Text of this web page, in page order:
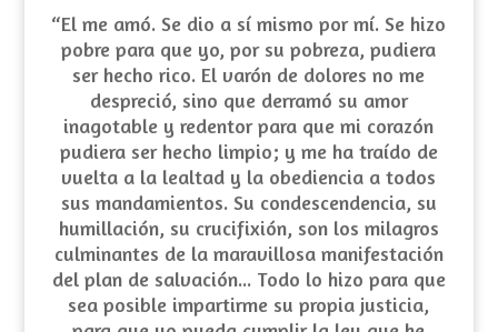
“El me amó. Se dio a sí mismo por mí. Se hizo
pobre para que yo, por su pobreza, pudiera
ser hecho rico. El varón de dolores no me
despreció, sino que derramó su amor
inagotable y redentor para que mi corazón
pudiera ser hecho limpio; y me ha traído de
vuelta a la lealtad y la obediencia a todos
sus mandamientos. Su condescendencia, su
humillación, su crucifixión, son los milagros
culminantes de la maravillosa manifestación
del plan de salvación... Todo lo hizo para que
sea posible impartirme su propia justicia,